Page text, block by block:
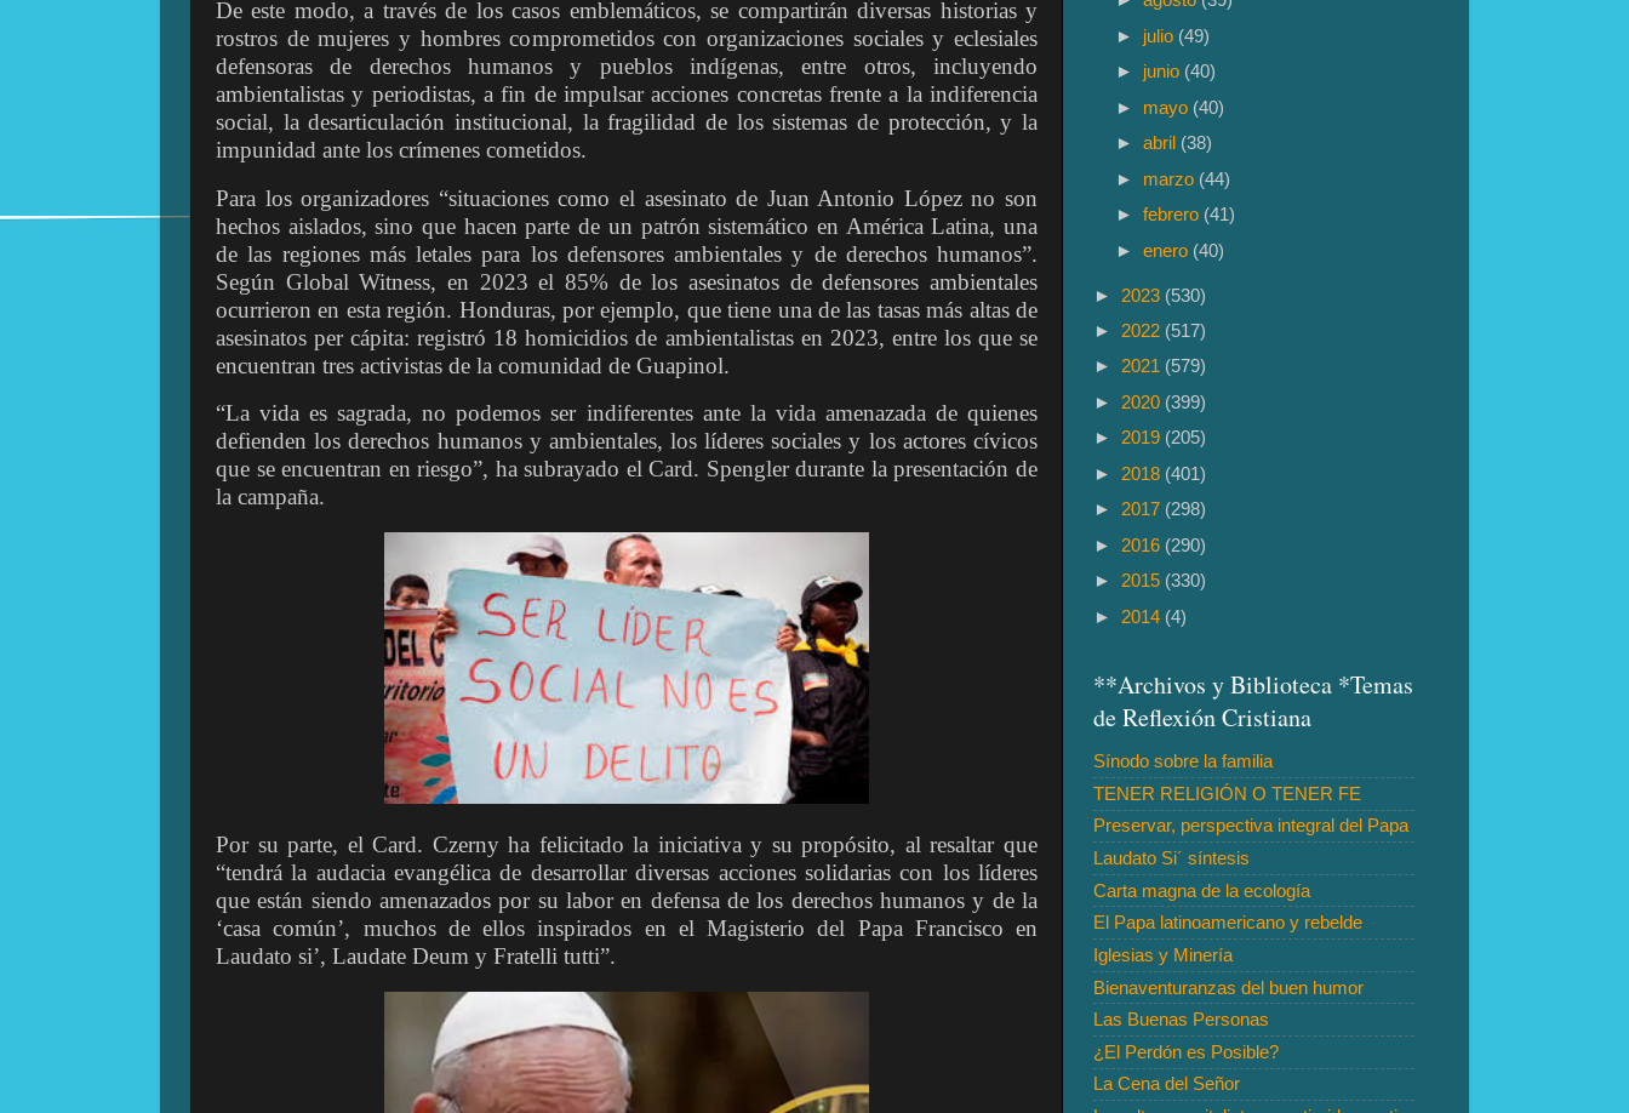
De este modo, a través de los casos emblemáticos, se compartirán diversas historias y
rostros de mujeres y hombres comprometidos con organizaciones sociales y eclesiales
defensoras de derechos humanos y pueblos indígenas, entre otros, incluyendo
ambientalistas y periodistas, a fin de impulsar acciones concretas frente a la indiferencia
social, la desarticulación institucional, la fragilidad de los sistemas de protección, y la
impunidad ante los crímenes cometidos.
Para los organizadores “situaciones como el asesinato de Juan Antonio López no son
hechos aislados, sino que hacen parte de un patrón sistemático en América Latina, una
de las regiones más letales para los defensores ambientales y de derechos humanos”.
Según Global Witness, en 2023 el 85% de los asesinatos de defensores ambientales
ocurrieron en esta región. Honduras, por ejemplo, que tiene una de las tasas más altas de
asesinatos per cápita: registró 18 homicidios de ambientalistas en 2023, entre los que se
encuentran tres activistas de la comunidad de Guapinol.
“La vida es sagrada, no podemos ser indiferentes ante la vida amenazada de quienes
defienden los derechos humanos y ambientales, los líderes sociales y los actores cívicos
que se encuentran en riesgo”, ha subrayado el Card. Spengler durante la presentación de
la campaña.
Por su parte, el Card. Czerny ha felicitado la iniciativa y su propósito, al resaltar que
“tendrá la audacia evangélica de desarrollar diversas acciones solidarias con los líderes
que están siendo amenazados por su labor en defensa de los derechos humanos y de la
‘casa común’, muchos de ellos inspirados en el Magisterio del Papa Francisco en
Laudato si’, Laudate Deum y Fratelli tutti”.
► julio (49)
► junio (40)
► mayo (40)
►abril (38)
► marzo (44)
►febrero (41)
►enero (40)
► 2023 (530)
► 2022 (517)
► 2021 (579)
► 2020 (399)
► 2019 (205)
► 2018 (401)
► 2017 (298)
► 2016 (290)
► 2015 (330)
► 2014 (4)
**Archivos y Biblioteca *Temas
de Reflexión Cristiana
Sínodo sobre la familia
TENER RELIGIÓN O TENER FE
Preservar, perspectiva integral del Papa
Laudato Si´ síntesis
Carta magna de la ecología
El Papa latinoamericano y rebelde
Iglesias y Minería
Bienaventuranzas del buen humor
Las Buenas Personas
¿El Perdón es Posible?
La Cena del Señor